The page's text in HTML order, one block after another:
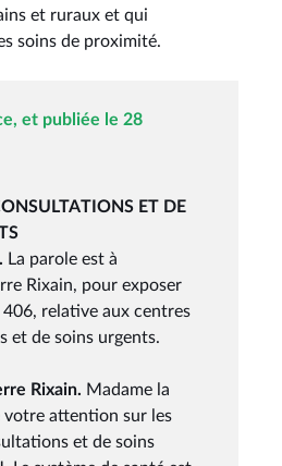
et ruraux et qui
soins de proximité.
et publiée le 28
ET DE
La parole est à
Rixain, pour exposer
relative aux centres
et de soins urgents.
Rixain. Madame la
attention sur les
et de soins